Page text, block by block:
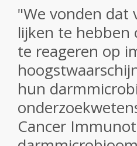
"We vonden dat
lijken te
te reageren op
hun
Cancer